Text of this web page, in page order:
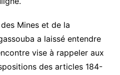
Mines et de la
a laissé entendre
vise à rappeler aux
des articles 184-